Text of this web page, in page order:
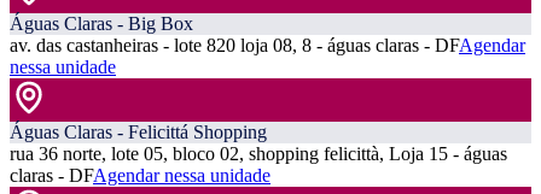
Águas Claras - Big Box
av. das castanheiras - lote 820 loja 08, 8 - águas claras - DFAgendar
nessa unidade
Águas Claras - Felicittá Shopping
rua 36 norte, lote 05, bloco 02, shopping felicittà, Loja 15 - águas
claras - DFAgendar nessa unidade